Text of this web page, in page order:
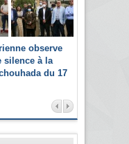
observe
silence à la
du 17